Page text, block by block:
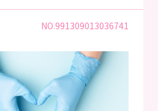
NO.991309013036741